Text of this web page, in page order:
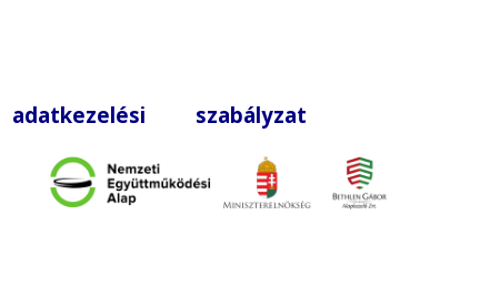
adatkezelési szabályzat